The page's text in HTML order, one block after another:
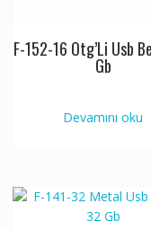
F-152-16 Otg’Li Usb
Gb
Devamını oku